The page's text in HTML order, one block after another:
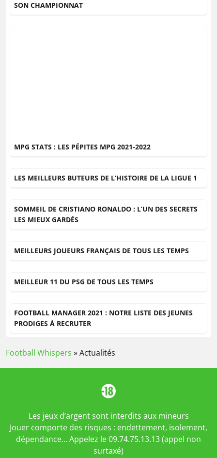
SON CHAMPIONNAT
MPG STATS : LES PÉPITES MPG 2021-2022
LES MEILLEURS BUTEURS DE L’HISTOIRE DE LA LIGUE 1
SOMMEIL DE CRISTIANO RONALDO : L’UN DES SECRETS
LES MIEUX GARDÉS
MEILLEURS JOUEURS FRANÇAIS DE TOUS LES TEMPS
MEILLEUR 11 DU PSG DE TOUS LES TEMPS
FOOTBALL MANAGER 2021 : NOTRE LISTE DES JEUNES
PRODIGES À RECRUTER
Football Whispers »Actualités
Les jeux d’argent sont interdits aux mineurs
Jouer comporte des risques : endettement, isolement,
dépendance… Appelez le 09.74.75.13.13 (appel non
surtaxé)